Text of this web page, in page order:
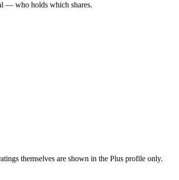
— who holds which shares.
themselves are shown in the Plus profile only.